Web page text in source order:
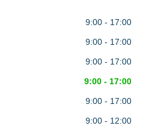
9:00 - 17:00
9:00 - 17:00
9:00 - 17:00
9:00 - 17:00
9:00 - 17:00
9:00 - 12:00